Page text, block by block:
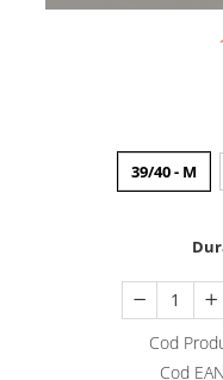
39/40 - M
Cod
Cod